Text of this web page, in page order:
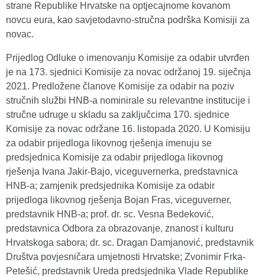
strane Republike Hrvatske na optjecajnome kovanom
novcu eura, kao savjetodavno-stručna podrška Komisiji za
novac.
Prijedlog Odluke o imenovanju Komisije za odabir utvrđen
je na 173. sjednici Komisije za novac održanoj 19. siječnja
2021. Predložene članove Komisije za odabir na poziv
stručnih službi HNB-a nominirale su relevantne institucije i
stručne udruge u skladu sa zaključcima 170. sjednice
Komisije za novac održane 16. listopada 2020. U Komisiju
za odabir prijedloga likovnog rješenja imenuju se
predsjednica Komisije za odabir prijedloga likovnog
rješenja Ivana Jakir-Bajo, viceguvernerka, predstavnica
HNB-a; zamjenik predsjednika Komisije za odabir
prijedloga likovnog rješenja Bojan Fras, viceguverner,
predstavnik HNB-a; prof. dr. sc. Vesna Bedeković,
predstavnica Odbora za obrazovanje, znanost i kulturu
Hrvatskoga sabora; dr. sc. Dragan Damjanović, predstavnik
Društva povjesničara umjetnosti Hrvatske; Zvonimir Frka-
Petešić, predstavnik Ureda predsjednika Vlade Republike